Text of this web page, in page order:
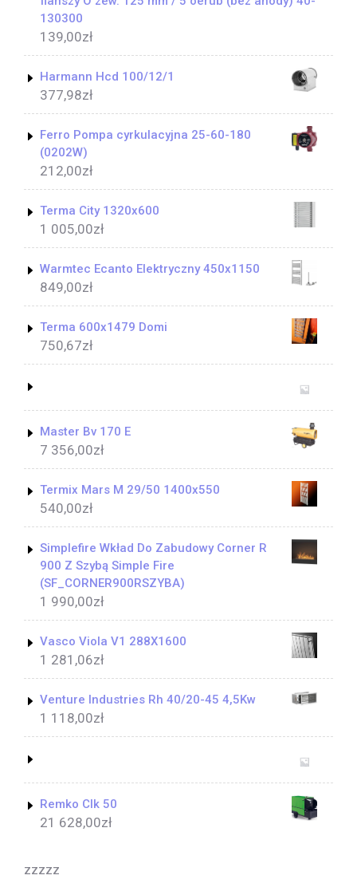
130300
139,00zł
Harmann Hcd 100/12/1
377,98zł
Ferro Pompa cyrkulacyjna 25-60-180
(0202W)
212,00zł
Terma City 1320x600
1 005,00zł
Warmtec Ecanto Elektryczny 450x1150
849,00zł
Terma 600x1479 Domi
750,67zł
Master Bv 170 E
7 356,00zł
Termix Mars M 29/50 1400x550
540,00zł
Simplefire Wkład Do Zabudowy Corner R
900 Z Szybą Simple Fire
(SF_CORNER900RSZYBA)
1 990,00zł
Vasco Viola V1 288X1600
1 281,06zł
Venture Industries Rh 40/20-45 4,5Kw
1 118,00zł
Remko Clk 50
21 628,00zł
zzzzz